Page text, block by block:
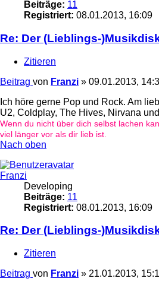
Beiträge: 11
Registriert: 08.01.2013, 16:09
Re: Der (Lieblings-
Zitieren
Beitrag von Franzi » 09.01.2013,
Ich höre gerne Pop und Rock. Am
U2, Coldplay, The Hives, Nirvana
Wenn du nicht über dich selbst lachen
viel länger vor als dir lieb ist.
Nach oben
Franzi
Developing
Beiträge: 11
Registriert: 08.01.2013, 16:09
Re: Der (Lieblings-
Zitieren
Beitrag von Franzi » 21.01.2013,